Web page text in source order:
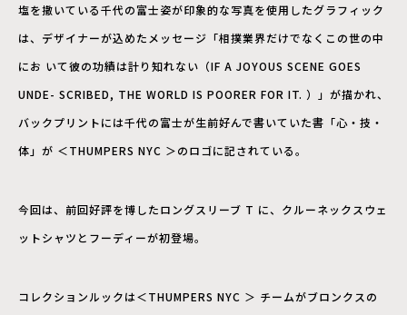
塩を撒いている千代の富⼠姿が印象的な写真を使⽤したグラフィック
は、デザイナーが込めたメッセージ「相撲業界だけでなくこの世の中
にお いて彼の功績は計り知れない（IF A JOYOUS SCENE GOES
UNDE- SCRIBED, THE WORLD IS POORER FOR IT. ）」が描かれ、
バックプリントには千代の富⼠が⽣前好んで書いていた書「⼼・技・
体」が ＜THUMPERS NYC ＞のロゴに記されている。
今回は、前回好評を博したロングスリーブ T に、クルーネックスウェ
ットシャツとフーディーが初登場。
コレクションルックは＜THUMPERS NYC ＞ チームがブロンクスの